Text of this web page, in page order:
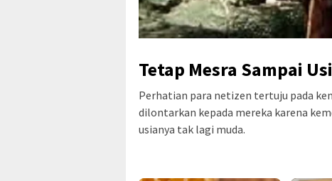
Tetap Mesra Sampai
Perhatian para netizen tertuju pada
dilontarkan kepada mereka karena
usianya tak lagi muda.